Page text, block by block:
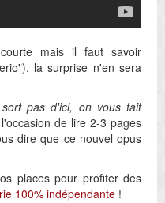
mais il faut savoir
la surprise n'en sera
pas d'ici, on vous fait
de lire 2-3 pages
dire que ce nouvel opus
places pour profiter des
100% indépendante !